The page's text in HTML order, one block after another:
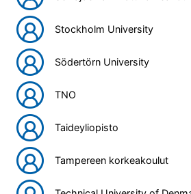
Stockholm University
Södertörn University
TNO
Taideyliopisto
Tampereen korkeakoulut